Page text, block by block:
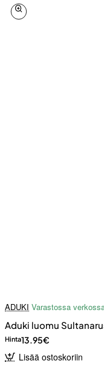
ADUKI Varastossa
Aduki luomu
Hinta13.95€
Lisää ostoskoriin